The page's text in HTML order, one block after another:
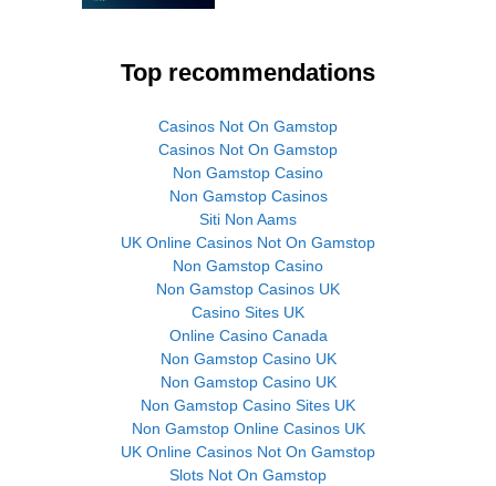
Top recommendations
Casinos Not On Gamstop
Casinos Not On Gamstop
Non Gamstop Casino
Non Gamstop Casinos
Siti Non Aams
UK Online Casinos Not On Gamstop
Non Gamstop Casino
Non Gamstop Casinos UK
Casino Sites UK
Online Casino Canada
Non Gamstop Casino UK
Non Gamstop Casino UK
Non Gamstop Casino Sites UK
Non Gamstop Online Casinos UK
UK Online Casinos Not On Gamstop
Slots Not On Gamstop